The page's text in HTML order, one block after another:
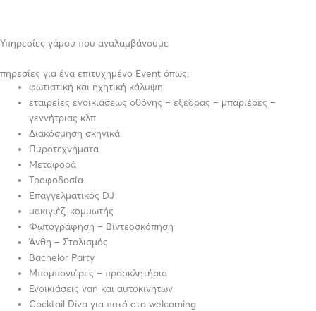
Υπηρεσίες γάμου που αναλαμβάνουμε
πηρεσίες για ένα επιτυχημένο Event όπως:
φωτιστική και ηχητική κάλυψη
εταιρείες ενοικιάσεως οθόνης – εξέδρας – μπαριέρες –
γεννήτριας κλπ
Διακόσμηση σκηνικά
Πυροτεχνήματα
Μεταφορά
Τροφοδοσία
Επαγγελματικός DJ
μακιγιέζ, κομμωτής
Φωτογράφηση – Βιντεοσκόπηση
Άνθη – Στολισμός
Bachelor Party
Μπομπονιέρες – προσκλητήρια
Ενοικιάσεις van και αυτοκινήτων
Cocktail Diva για ποτό στο welcoming